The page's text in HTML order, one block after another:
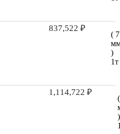
837,522 ₽
( 7
)
1т
1,114,722 ₽
)